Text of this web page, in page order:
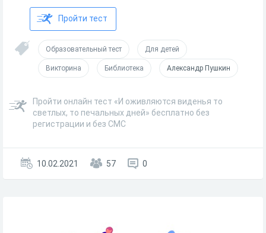
Пройти тест
Образовательный тест Для детей
Викторина Библиотека Александр Пушкин
Пройти онлайн тест «И оживляются виденья то
светлых, то печальных дней» бесплатно без
регистрации и без СМС
10.02.2021 57 0